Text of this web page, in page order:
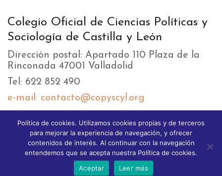
Colegio Oficial de Ciencias Políticas y
Sociología de Castilla y León
Dirección postal: Apartado 110 Plaza de la
Rinconada 47001 Valladolid
Tel: 622 852 490
e-mail: contacto@copyscyl.org
LIKEBOX
© 2025 Copyright GoodStart theme. All Rights reserved.
Política de cookies. Utilizamos cookies propias y de terceros
para mejorar la experiencia de navegación, y ofrecer
contenidos de interés. Al continuar con la navegación
entendemos que se acepta nuestra Política de cookies.
Aceptar
Leer más